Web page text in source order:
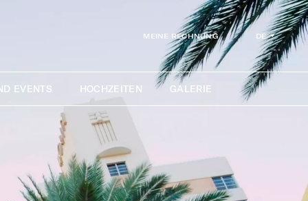
MEINE RECHNUNG DE
EVENTS HOCHZEITEN GALERIE